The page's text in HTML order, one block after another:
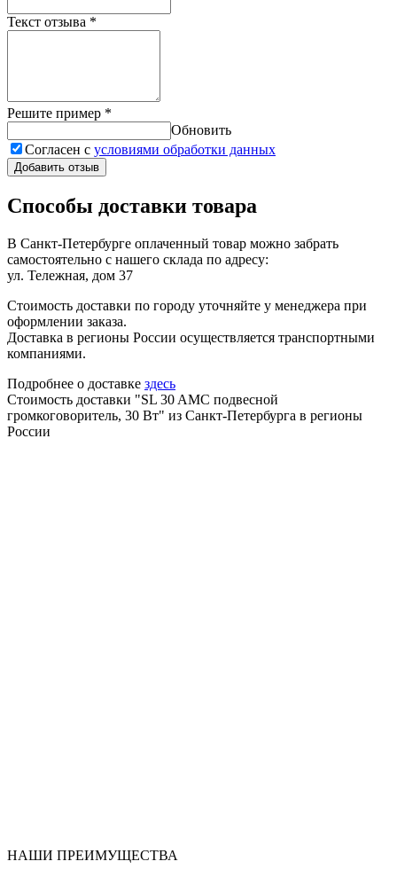
Текст отзыва *
Решите пример *
Обновить
Согласен с условиями обработки данных
Добавить отзыв
Способы доставки товара
В Санкт-Петербурге оплаченный товар можно забрать
самостоятельно с нашего склада по адресу:
ул. Тележная, дом 37
Стоимость доставки по городу уточняйте у менеджера при
оформлении заказа.
Доставка в регионы России осуществляется транспортными
компаниями.
Подробнее о доставке здесь
Стоимость доставки "SL 30 AMC подвесной
громкоговоритель, 30 Вт" из Санкт-Петербурга в регионы
России
НАШИ ПРЕИМУЩЕСТВА